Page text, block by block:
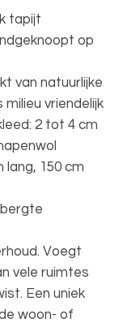
tapijt
op
van natuurlijke
vriendelijk
2 tot 4 cm
lang, 150 cm
Voegt
vele ruimtes
Een uniek
woon- of